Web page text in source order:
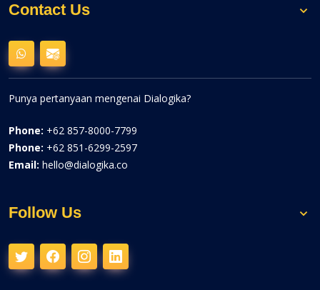
Contact Us
Punya pertanyaan mengenai Dialogika?
Phone: +62 857-8000-7799
Phone: +62 851-6299-2597
Email: hello@dialogika.co
Follow Us